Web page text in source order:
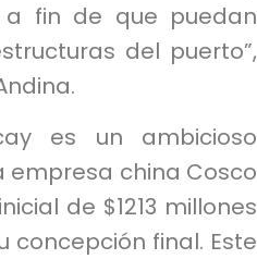
a fin de que puedan
del puerto”,
es un ambicioso
china Cosco
de $1213 millones
concepción final. Este